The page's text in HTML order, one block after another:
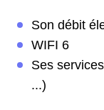
Son débit
WIFI 6
Ses
...)